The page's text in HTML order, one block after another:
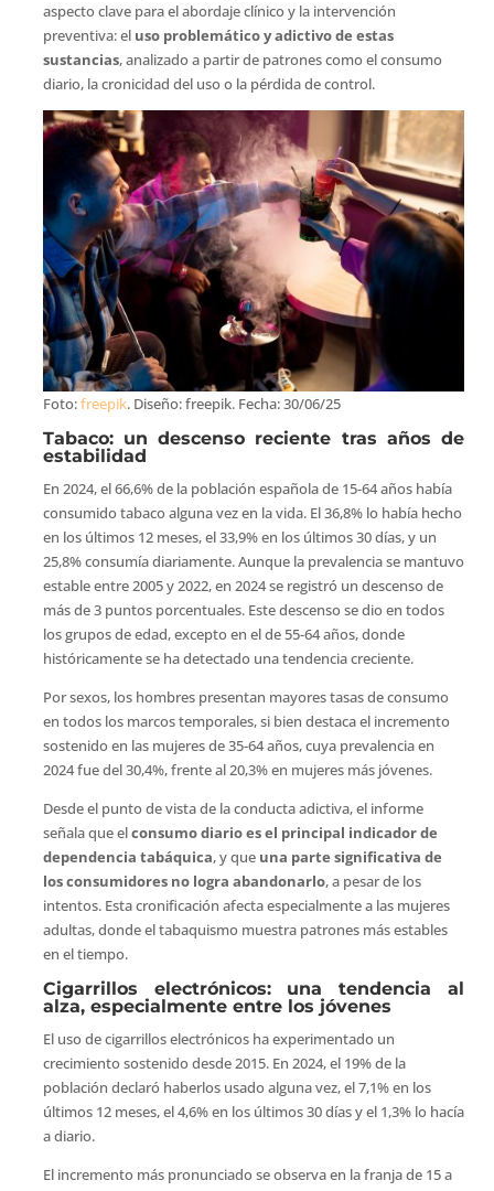
aspecto clave para el abordaje clínico y la intervención
preventiva: el uso problemático y adictivode estas
sustancias, analizado a partir de patrones como el consumo
diario, la cronicidad del uso o la pérdida de control.
Foto:freepik. Diseño: freepik. Fecha: 30/06/25
Tabaco: un descenso reciente tras años de
estabilidad
En 2024, el 66,6% de la población española de 15-64 años había
consumido tabaco alguna vez en la vida. El 36,8% lo había hecho
en los últimos 12 meses, el 33,9% en los últimos 30 días, y un
25,8% consumía diariamente. Aunque la prevalencia se mantuvo
estable entre 2005 y 2022, en 2024 se registró un descenso de
más de 3 puntos porcentuales. Este descenso se dio en todos
los grupos de edad, excepto en el de 55-64 años, donde
históricamente se ha detectado una tendencia creciente.
Por sexos, los hombres presentan mayores tasas de consumo
en todos los marcos temporales, si bien destaca el incremento
sostenido en las mujeres de 35-64 años, cuya prevalencia en
2024 fue del 30,4%, frente al 20,3% en mujeres más jóvenes.
Desde el punto de vista de la conducta adictiva, el informe
señala que elconsumo diario es el principal indicador de
dependencia tabáquica, y que una parte significativa de
los consumidores no logra abandonarlo, a pesar de los
intentos. Esta cronificación afecta especialmente a las mujeres
adultas, donde el tabaquismo muestra patrones más estables
en el tiempo.
Cigarrillos electrónicos: una tendencia al
alza, especialmente entre los jóvenes
El uso de cigarrillos electrónicos ha experimentado un
crecimiento sostenido desde 2015. En 2024, el 19% de la
población declaró haberlos usado alguna vez, el 7,1% en los
últimos 12 meses, el 4,6% en los últimos 30 días y el 1,3% lo hacía
a diario.
El incremento más pronunciado se observa en la franja de 15 a